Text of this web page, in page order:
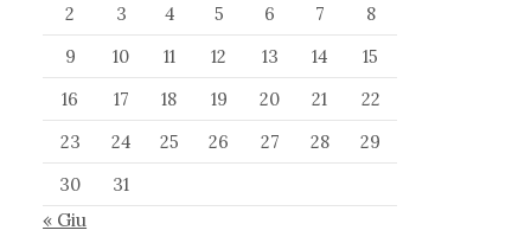
2
3 4 5 6 7
8
9
10 11 12 13 14
15
16
17 18 19 20 21
22
23
24 25 26 27 28
29
30
31
« Giu